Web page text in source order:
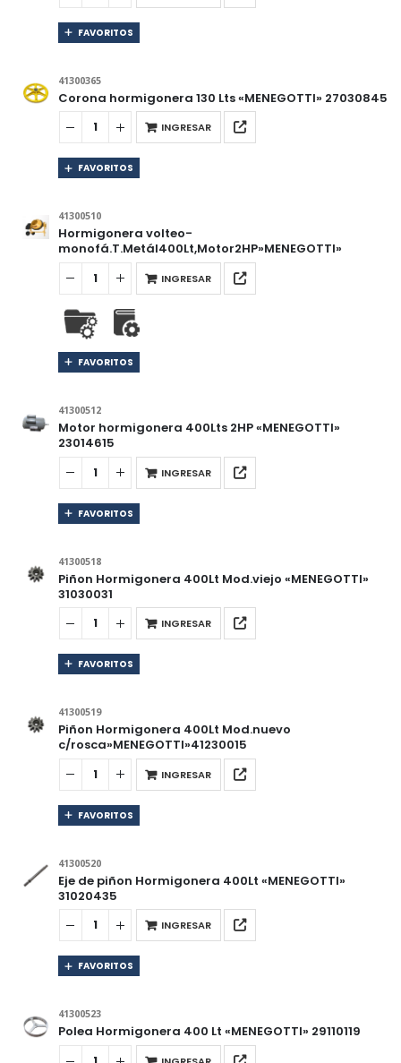
FAVORITOS
41300365
Corona hormigonera 130 Lts «MENEGOTTI» 27030845
INGRESAR
FAVORITOS
41300510
Hormigonera volteo-
monofá.T.Metál400Lt,Motor2HP»MENEGOTTI»
INGRESAR
FAVORITOS
41300512
Motor hormigonera 400Lts 2HP «MENEGOTTI»
23014615
INGRESAR
FAVORITOS
41300518
Piñon Hormigonera 400Lt Mod.viejo «MENEGOTTI»
31030031
INGRESAR
FAVORITOS
41300519
Piñon Hormigonera 400Lt Mod.nuevo
c/rosca»MENEGOTTI»41230015
INGRESAR
FAVORITOS
41300520
Eje de piñon Hormigonera 400Lt «MENEGOTTI»
31020435
INGRESAR
FAVORITOS
41300523
Polea Hormigonera 400 Lt «MENEGOTTI» 29110119